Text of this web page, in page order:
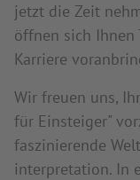
jetzt die Zeit
öffnen sich Ihnen
Karriere
Wir freuen uns,
für Einsteiger"
faszinierende
interpretation. In